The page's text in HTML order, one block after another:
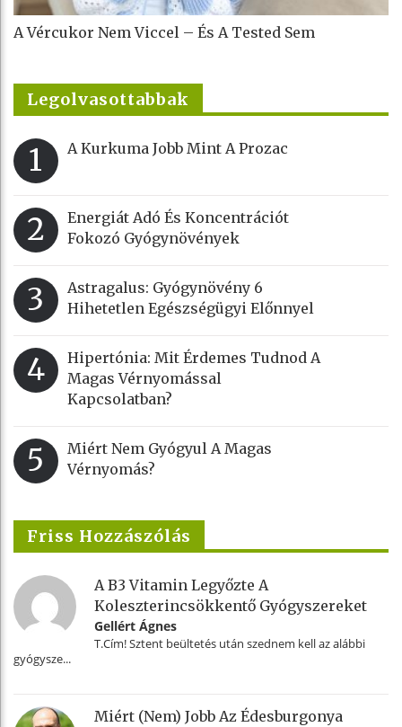
A Vércukor Nem Viccel – És A Tested Sem
Legolvasottabbak
1 A Kurkuma Jobb Mint A Prozac
2
Energiát Adó És Koncentrációt
Fokozó Gyógynövények
3
Astragalus: Gyógynövény 6
Hihetetlen Egészségügyi Előnnyel
4
Hipertónia: Mit Érdemes Tudnod A
Magas Vérnyomással
Kapcsolatban?
5
Miért Nem Gyógyul A Magas
Vérnyomás?
Friss Hozzászólás
A B3 Vitamin Legyőzte A
Koleszterincsökkentő Gyógyszereket
Gellért Ágnes
T.Cím! Sztent beültetés után szednem kell az alábbi
gyógysze...
Miért (nem) Jobb Az Édesburgonya